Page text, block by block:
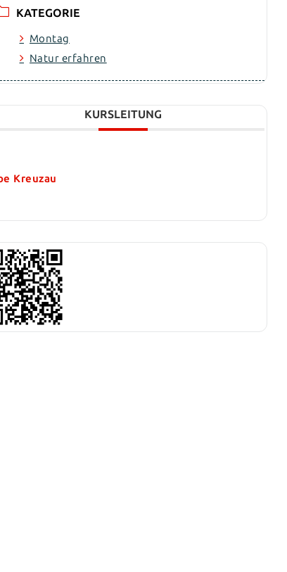
KATEGORIE
Montag
Natur erfahren
KURSLEITUNG
Kreuzau